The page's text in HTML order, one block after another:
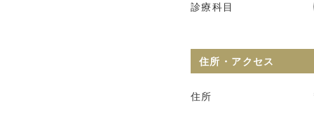
診療科目
住所・アクセス
住所